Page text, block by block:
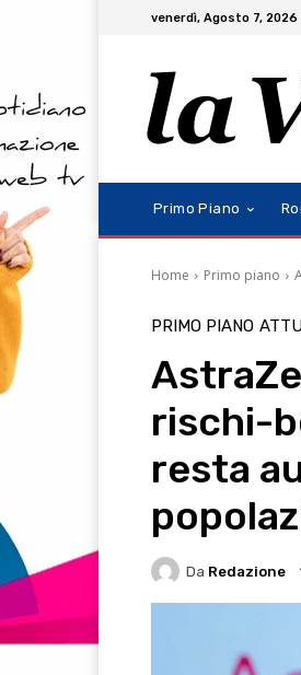
venerdì, Agosto 7, 2026
Primo Piano
Home Primo piano
PRIMO PIANO
rischi-
resta
Da Redazione